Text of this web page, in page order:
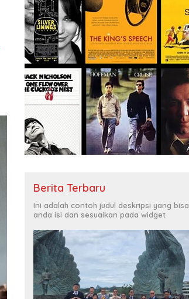
Berita Terbaru
Ini adalah contoh judul deskripsi yang bisa
anda isi dan sesuaikan pada widget